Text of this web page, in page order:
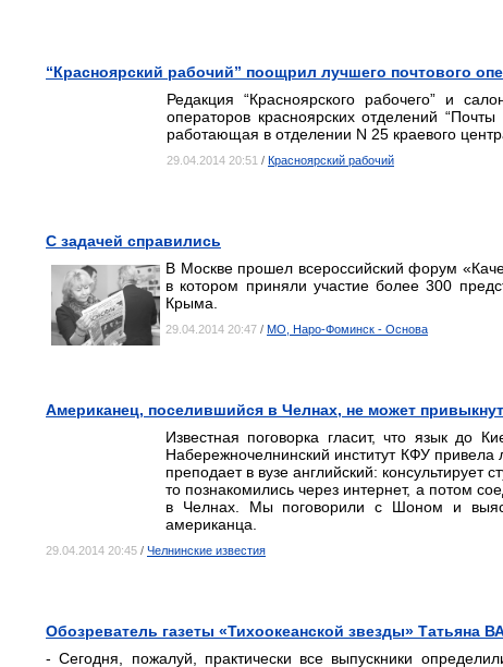
“Красноярский рабочий” поощрил лучшего почтового
Редакция “Красноярского рабочего” и
операторов красноярских отделений
работающая в отделении N 25 краевого
29.04.2014 20:51 / Красноярский рабочий
С задачей справились
В Москве прошел всероссийский форум
в котором приняли участие более 300
Крыма.
29.04.2014 20:47 / МО, Наро-Фоминск - Основа
Американец, поселившийся в Челнах, не может
Известная поговорка гласит, что язык до
Набережночелнинский институт КФУ
преподает в вузе английский: консультирует
то познакомились через интернет, а потом
в Челнах. Мы поговорили с Шоном и
американца.
29.04.2014 20:45 / Челнинские известия
Обозреватель газеты «Тихоокеанской звезды» Татьяна
- Сегодня, пожалуй, практически все выпускники